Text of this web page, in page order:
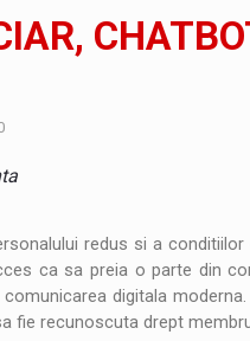
de securitate cibernetica
o cultura care pedepseste
redus si a
ca sa preia o parte din
digitala
fie recunoscuta drept